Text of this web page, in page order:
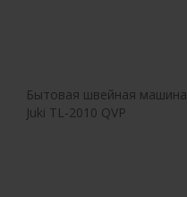
Бытовая швейная машина
Juki TL-2010 QVP